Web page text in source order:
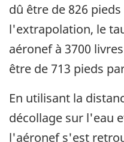
dû être de 826
l'extrapolation, le
aéronef à 3700
être de 713 pieds
En utilisant la
décollage sur l'eau
l'aéronef s'est